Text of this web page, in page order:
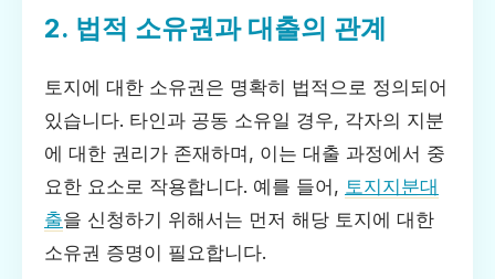
2. 법적 소유권과 대출의 관계
토지에 대한 소유권은 명확히 법적으로 정의되어
있습니다. 타인과 공동 소유일 경우, 각자의 지분
에 대한 권리가 존재하며, 이는 대출 과정에서 중
요한 요소로 작용합니다. 예를 들어, 토지지분대
출을 신청하기 위해서는 먼저 해당 토지에 대한
소유권 증명이 필요합니다.